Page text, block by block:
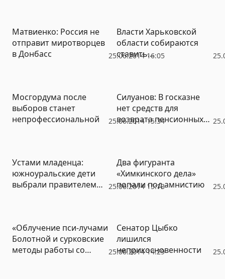
25.06.2014 16:05
Матвиенко: Россия не
отправит миротворцев
в Донбасс
Власти Харьковской
области собираются
ставить
25.06.2014 15:34
Мосгордума после
выборов станет
непрофессиональной
Силуанов: В госказне
нет средств для
возврата пенсионных
25.06.2014 15:13
Устами младенца:
южноуральские дети
выбрали правителем
Два фигуранта
«Химкинского дела»
попали под амнистию
25.06.2014 14:29
«Облучение пси-лучами
Болотной и сурковские
методы работы со
Сенатор Цыбко
лишился
неприкосновенности